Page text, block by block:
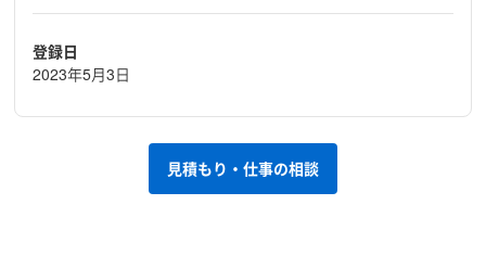
登録日
2023年5月3日
見積もり・仕事の相談